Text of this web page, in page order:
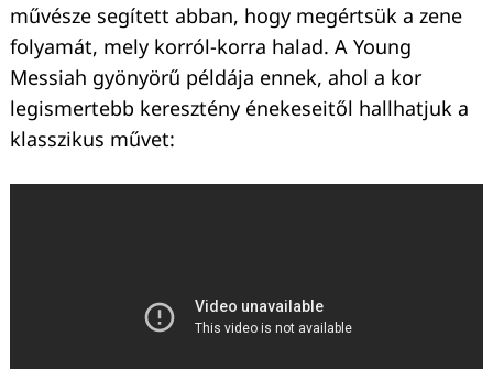
művésze segített abban, hogy megértsük a zene
folyamát, mely korról-korra halad. A Young
Messiah gyönyörű példája ennek, ahol a kor
legismertebb keresztény énekeseitől hallhatjuk a
klasszikus művet: